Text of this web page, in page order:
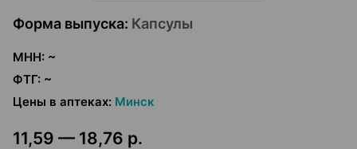
Форма выпуска: Капсулы
МНН: ~
ФТГ: ~
Цены в аптеках: Минск
11,59 — 18,76 р.